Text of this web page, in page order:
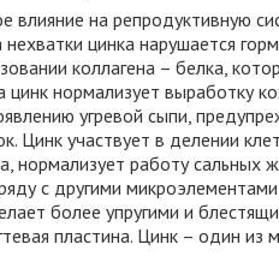
влияние на репродуктивную
цинка нарушается
коллагена – белка,
нормализует выработку
угревой сыпи,
Цинк участвует в делении
нормализует работу сальных
с другими
более упругими и
пластина. Цинк – один